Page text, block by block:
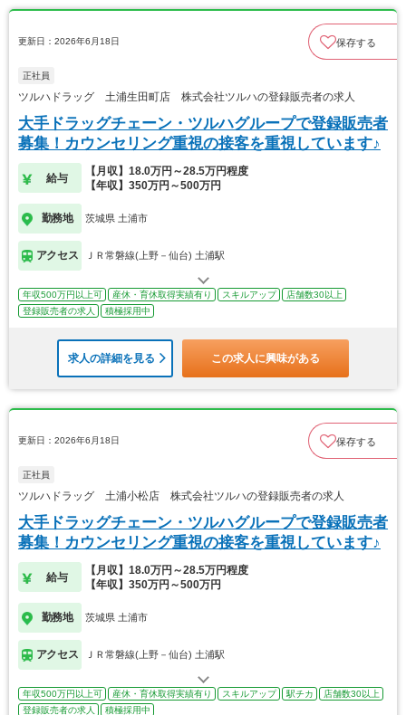
更新日：2026年6月18日 保存する
正社員
ツルハドラッグ 土浦生田町店 株式会社ツルハの登録販売者の求人
大手ドラッグチェーン・ツルハグループで登録販売者
募集！カウンセリング重視の接客を重視しています♪
給与
【月収】18.0万円～28.5万円程度
【年収】350万円～500万円
勤務地 茨城県 土浦市
アクセス ＪＲ常磐線(上野－仙台) 土浦駅
年収500万円以上可 産休・育休取得実績有り スキルアップ
店舗数30以上
登録販売者の求人
積極採用中
求人の詳細を見る この求人に興味がある
更新日：2026年6月18日 保存する
正社員
ツルハドラッグ 土浦小松店 株式会社ツルハの登録販売者の求人
大手ドラッグチェーン・ツルハグループで登録販売者
募集！カウンセリング重視の接客を重視しています♪
給与
【月収】18.0万円～28.5万円程度
【年収】350万円～500万円
勤務地 茨城県 土浦市
アクセス ＪＲ常磐線(上野－仙台) 土浦駅
年収500万円以上可 産休・育休取得実績有り スキルアップ 駅チカ
店舗数30以上
登録販売者の求人
積極採用中